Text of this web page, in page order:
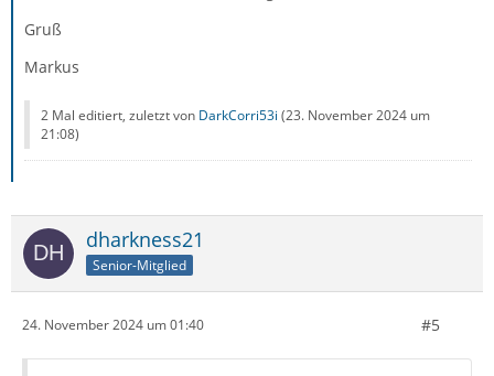
Gruß
Markus
2 Mal editiert, zuletzt von DarkCorri53i (23. November 2024 um
21:08)
dharkness21
Senior-Mitglied
24. November 2024 um 01:40 #5